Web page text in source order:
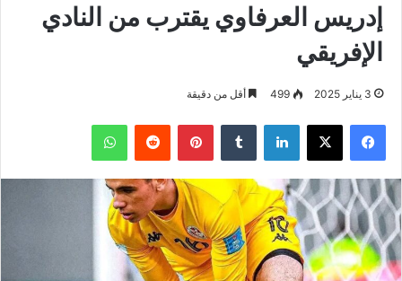
إدريس العرفاوي يقترب من النادي
الإفريقي
3 يناير 2025 499 أقل من دقيقة
فيسبوك ‫X لينكدإن بينتيريست واتساب